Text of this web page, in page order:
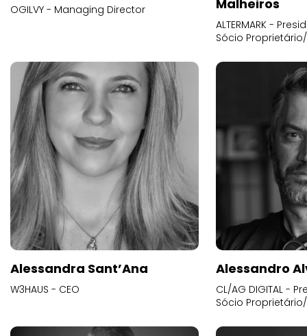
OGILVY - Managing Director Malheiros
ALTERMARK -
Sócio
Alessandra Sant’Ana
W3HAUS - CEO
Alessandro
CL/AG DIGITAL -
Sócio